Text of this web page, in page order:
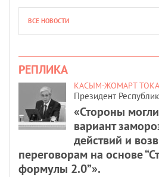
ВСЕ НОВОСТИ
РЕПЛИКА
КАСЫМ-ЖОМАРТ
Президент
«Стороны
вариант
действий и
переговорам на основе
формулы 2.0”».